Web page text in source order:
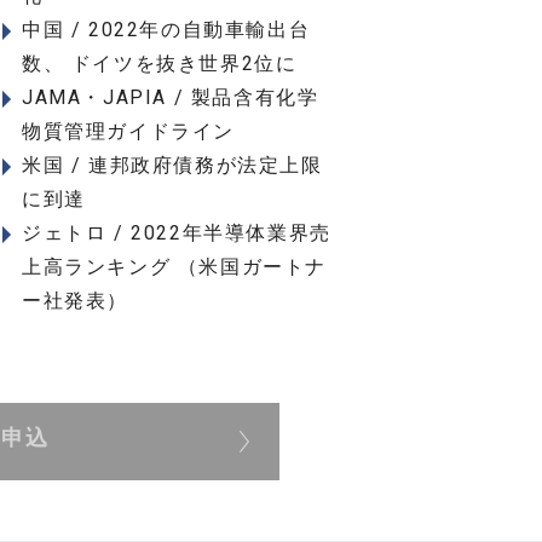
中国 / 2022年の自動車輸出台
数、 ドイツを抜き世界2位に
JAMA・JAPIA / 製品含有化学
物質管理ガイドライン
米国 / 連邦政府債務が法定上限
に到達
ジェトロ / 2022年半導体業界売
上高ランキング （米国ガートナ
ー社発表）
込